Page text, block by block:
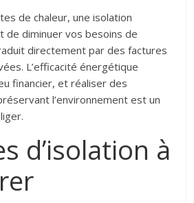
de chaleur, une isolation
diminuer vos besoins de
directement par des factures
L’efficacité énergétique
financier, et réaliser des
l’environnement est un
d’isolation à